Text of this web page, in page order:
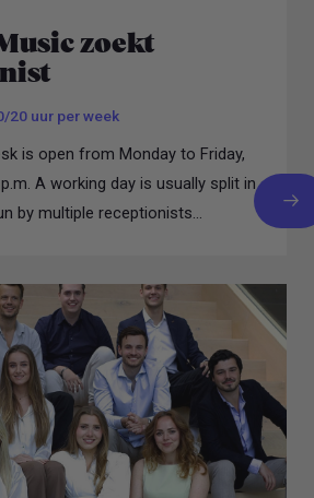
zoekt
20 uur per week
is open from Monday to Friday,
A working day is usually split in
by multiple receptionists...